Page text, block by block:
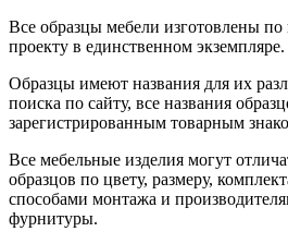
Все образцы мебели изготовлены
проекту в единственном экземпляре.
Образцы имеют названия для их
поиска по сайту, все названия
зарегистрированным товарным
Все мебельные изделия могут
образцов по цвету, размеру,
способами монтажа и
фурнитуры.